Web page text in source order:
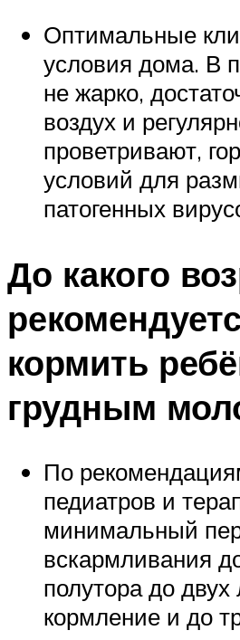
Оптимальные
условия дома. В
не жарко,
воздух и
проветривают,
условий для
патогенных
До какого
кормить
грудным
По
педиатров и
минимальный
вскармливания
полутора до
кормление и до